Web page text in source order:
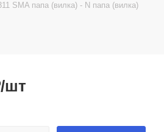
SMA папа (вилка) - N папа (вилка)
/шт